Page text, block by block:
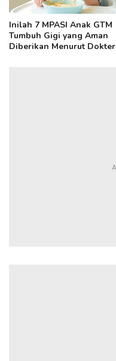
Inilah 7 MPASI Anak GTM
Tumbuh Gigi yang Aman
Diberikan Menurut Dokter